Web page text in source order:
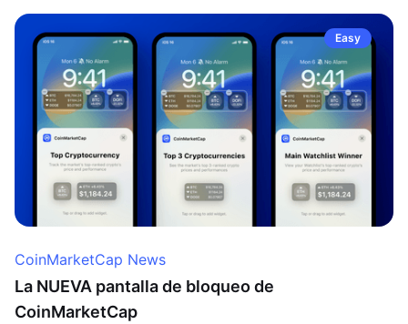
Easy
CoinMarketCap News
La NUEVA pantalla de bloqueo de
CoinMarketCap